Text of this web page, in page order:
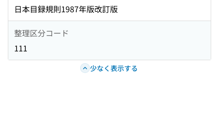
日本目録規則1987年版改訂版
整理区分コード
111
少なく表示する